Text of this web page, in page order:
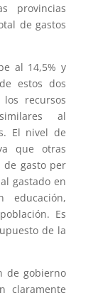
provincias
de gastos
al 14,5% y
estos dos
recursos
al
El nivel de
que otras
de gasto per
gastado en
Es
de la
de gobierno
claramente